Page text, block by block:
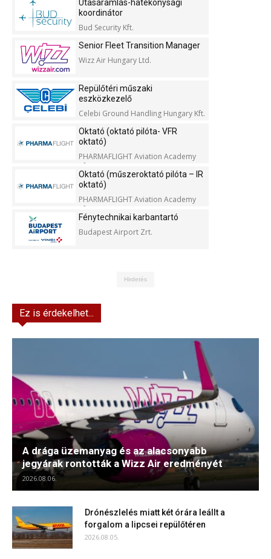
Utasáramlás-hatékonysági
koordinátor
Bud Security Kft.
Senior Fleet Transition Manager
Wizz Air Hungary Ltd.
Repülőtéri műszaki
eszközkezelő
Celebi Ground Handling Hungary Kft.
Oktató (oktató pilóta- VFR
oktató)
PHARMAFLIGHT Aviation Academy
Kft.
Oktató (műszeroktató pilóta – IR
oktató)
PHARMAFLIGHT Aviation Academy
Kft.
Fénytechnikai karbantartó
Budapest Airport Zrt.
Hirdetés
Ez is érdekelhet...
A drága üzemanyag és az alacsonyabb
jegyárak rontották a Wizz Air eredményét
2026.08.06.
Drónészlelés miatt két órára leállt a
forgalom a lipcsei repülőtéren
2026.08.05.